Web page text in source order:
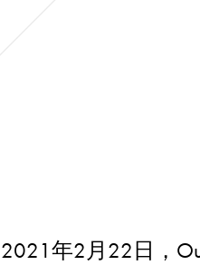
2021年2月22日，